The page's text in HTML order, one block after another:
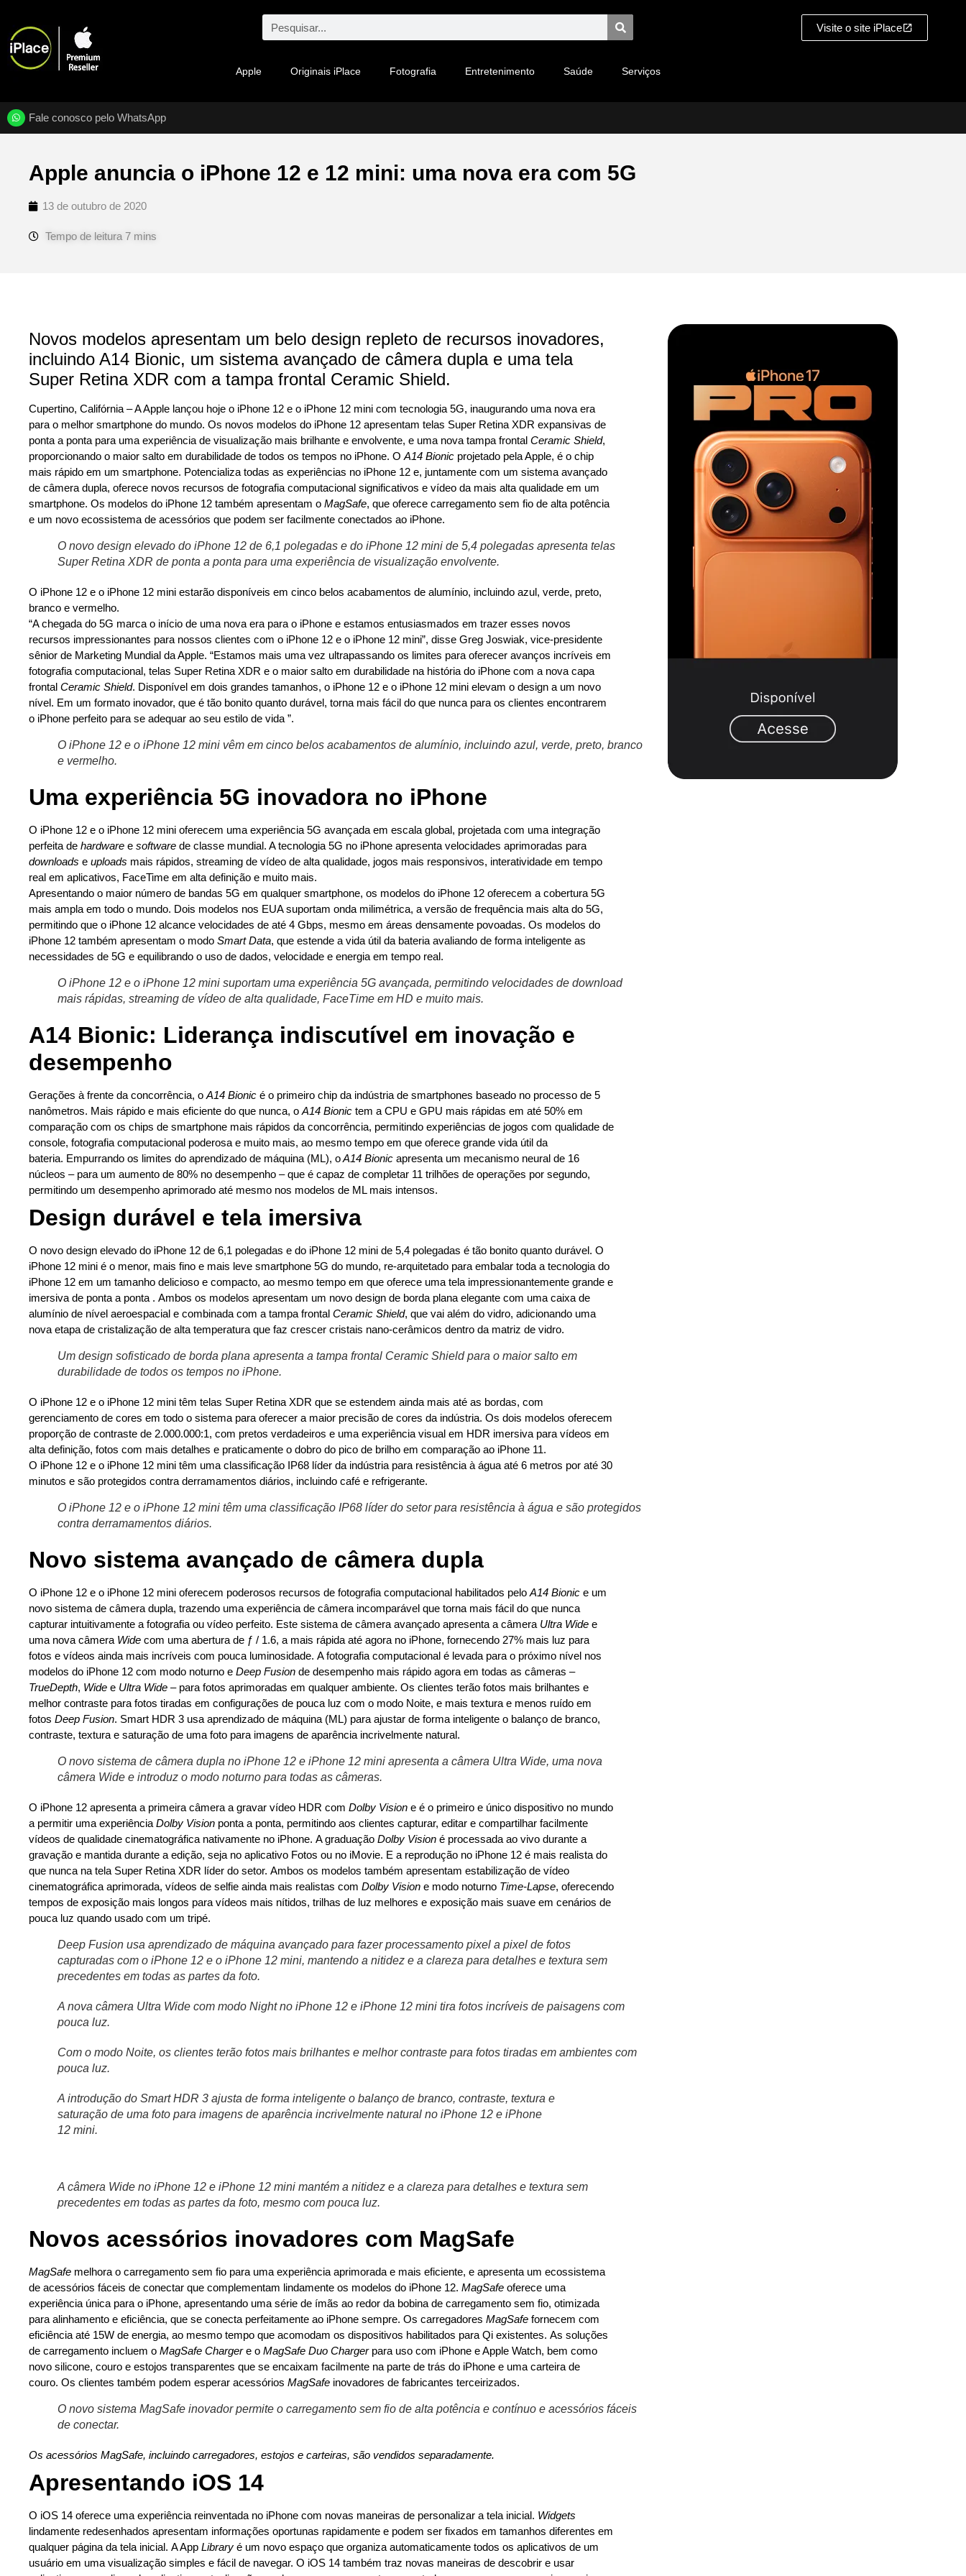
Apple Originais iPlace Fotografia Entretenimento Saúde Serviços
Visite o site iPlace
Fale conosco pelo WhatsApp
Apple anuncia o iPhone 12 e 12 mini: uma nova era com 5G
13 de outubro de 2020
Novos modelos apresentam um belo design repleto de recursos inovadores,
incluindo A14 Bionic, um sistema avançado de câmera dupla e uma tela
Super Retina XDR com a tampa frontal Ceramic Shield.
Cupertino, Califórnia – A Apple lançou hoje o iPhone 12 e o iPhone 12 mini com tecnologia 5G, inaugurando uma nova era
para o melhor smartphone do mundo. Os novos modelos do iPhone 12 apresentam telas Super Retina XDR expansivas de
ponta a ponta para uma experiência de visualização mais brilhante e envolvente, e uma nova tampa frontal Ceramic Shield,
proporcionando o maior salto em durabilidade de todos os tempos no iPhone. O A14 Bionic projetado pela Apple, é o chip
mais rápido em um smartphone. Potencializa todas as experiências no iPhone 12 e, juntamente com um sistema avançado
de câmera dupla, oferece novos recursos de fotografia computacional significativos e vídeo da mais alta qualidade em um
smartphone. Os modelos do iPhone 12 também apresentam o MagSafe, que oferece carregamento sem fio de alta potência
e um novo ecossistema de acessórios que podem ser facilmente conectados ao iPhone.
O novo design elevado do iPhone 12 de 6,1 polegadas e do iPhone 12 mini de 5,4 polegadas apresenta telas
Super Retina XDR de ponta a ponta para uma experiência de visualização envolvente.
O iPhone 12 e o iPhone 12 mini estarão disponíveis em cinco belos acabamentos de alumínio, incluindo azul, verde, preto,
branco e vermelho.
“A chegada do 5G marca o início de uma nova era para o iPhone e estamos entusiasmados em trazer esses novos
recursos impressionantes para nossos clientes com o iPhone 12 e o iPhone 12 mini”, disse Greg Joswiak, vice-presidente
sênior de Marketing Mundial da Apple. “Estamos mais uma vez ultrapassando os limites para oferecer avanços incríveis em
fotografia computacional, telas Super Retina XDR e o maior salto em durabilidade na história do iPhone com a nova capa
frontal Ceramic Shield. Disponível em dois grandes tamanhos, o iPhone 12 e o iPhone 12 mini elevam o design a um novo
nível. Em um formato inovador, que é tão bonito quanto durável, torna mais fácil do que nunca para os clientes encontrarem
o iPhone perfeito para se adequar ao seu estilo de vida ”.
O iPhone 12 e o iPhone 12 mini vêm em cinco belos acabamentos de alumínio, incluindo azul, verde, preto, branco
e vermelho.
Uma experiência 5G inovadora no iPhone
O iPhone 12 e o iPhone 12 mini oferecem uma experiência 5G avançada em escala global, projetada com uma integração
perfeita de hardware e software de classe mundial. A tecnologia 5G no iPhone apresenta velocidades aprimoradas para
downloads e uploads mais rápidos, streaming de vídeo de alta qualidade, jogos mais responsivos, interatividade em tempo
real em aplicativos, FaceTime em alta definição e muito mais.
Apresentando o maior número de bandas 5G em qualquer smartphone, os modelos do iPhone 12 oferecem a cobertura 5G
mais ampla em todo o mundo. Dois modelos nos EUA suportam onda milimétrica, a versão de frequência mais alta do 5G,
permitindo que o iPhone 12 alcance velocidades de até 4 Gbps, mesmo em áreas densamente povoadas. Os modelos do
iPhone 12 também apresentam o modo Smart Data, que estende a vida útil da bateria avaliando de forma inteligente as
necessidades de 5G e equilibrando o uso de dados, velocidade e energia em tempo real.
O iPhone 12 e o iPhone 12 mini suportam uma experiência 5G avançada, permitindo velocidades de download
mais rápidas, streaming de vídeo de alta qualidade, FaceTime em HD e muito mais.
A14 Bionic: Liderança indiscutível em inovação e
desempenho
Gerações à frente da concorrência, o A14 Bionic é o primeiro chip da indústria de smartphones baseado no processo de 5
nanômetros. Mais rápido e mais eficiente do que nunca, o A14 Bionic tem a CPU e GPU mais rápidas em até 50% em
comparação com os chips de smartphone mais rápidos da concorrência, permitindo experiências de jogos com qualidade de
console, fotografia computacional poderosa e muito mais, ao mesmo tempo em que oferece grande vida útil da
bateria. Empurrando os limites do aprendizado de máquina (ML), oA14 Bionic apresenta um mecanismo neural de 16
núcleos – para um aumento de 80% no desempenho – que é capaz de completar 11 trilhões de operações por segundo,
permitindo um desempenho aprimorado até mesmo nos modelos de ML mais intensos.
Design durável e tela imersiva
O novo design elevado do iPhone 12 de 6,1 polegadas e do iPhone 12 mini de 5,4 polegadas é tão bonito quanto durável. O
iPhone 12 mini é o menor, mais fino e mais leve smartphone 5G do mundo, re-arquitetado para embalar toda a tecnologia do
iPhone 12 em um tamanho delicioso e compacto, ao mesmo tempo em que oferece uma tela impressionantemente grande e
imersiva de ponta a ponta . Ambos os modelos apresentam um novo design de borda plana elegante com uma caixa de
alumínio de nível aeroespacial e combinada com a tampa frontal Ceramic Shield, que vai além do vidro, adicionando uma
nova etapa de cristalização de alta temperatura que faz crescer cristais nano-cerâmicos dentro da matriz de vidro.
Um design sofisticado de borda plana apresenta a tampa frontal Ceramic Shield para o maior salto em
durabilidade de todos os tempos no iPhone.
O iPhone 12 e o iPhone 12 mini têm telas Super Retina XDR que se estendem ainda mais até as bordas, com
gerenciamento de cores em todo o sistema para oferecer a maior precisão de cores da indústria. Os dois modelos oferecem
proporção de contraste de 2.000.000:1, com pretos verdadeiros e uma experiência visual em HDR imersiva para vídeos em
alta definição, fotos com mais detalhes e praticamente o dobro do pico de brilho em comparação ao iPhone 11.
O iPhone 12 e o iPhone 12 mini têm uma classificação IP68 líder da indústria para resistência à água até 6 metros por até 30
minutos e são protegidos contra derramamentos diários, incluindo café e refrigerante.
O iPhone 12 e o iPhone 12 mini têm uma classificação IP68 líder do setor para resistência à água e são protegidos
contra derramamentos diários.
Novo sistema avançado de câmera dupla
O iPhone 12 e o iPhone 12 mini oferecem poderosos recursos de fotografia computacional habilitados pelo A14 Bionic e um
novo sistema de câmera dupla, trazendo uma experiência de câmera incomparável que torna mais fácil do que nunca
capturar intuitivamente a fotografia ou vídeo perfeito. Este sistema de câmera avançado apresenta a câmera Ultra Wide e
uma nova câmera Wide com uma abertura de ƒ / 1.6, a mais rápida até agora no iPhone, fornecendo 27% mais luz para
fotos e vídeos ainda mais incríveis com pouca luminosidade. A fotografia computacional é levada para o próximo nível nos
modelos do iPhone 12 com modo noturno e Deep Fusion de desempenho mais rápido agora em todas as câmeras –
TrueDepth, Wide e Ultra Wide – para fotos aprimoradas em qualquer ambiente. Os clientes terão fotos mais brilhantes e
melhor contraste para fotos tiradas em configurações de pouca luz com o modo Noite, e mais textura e menos ruído em
fotos Deep Fusion. Smart HDR 3 usa aprendizado de máquina (ML) para ajustar de forma inteligente o balanço de branco,
contraste, textura e saturação de uma foto para imagens de aparência incrivelmente natural.
O novo sistema de câmera dupla no iPhone 12 e iPhone 12 mini apresenta a câmera Ultra Wide, uma nova
câmera Wide e introduz o modo noturno para todas as câmeras.
O iPhone 12 apresenta a primeira câmera a gravar vídeo HDR com Dolby Vision e é o primeiro e único dispositivo no mundo
a permitir uma experiência Dolby Vision ponta a ponta, permitindo aos clientes capturar, editar e compartilhar facilmente
vídeos de qualidade cinematográfica nativamente no iPhone. A graduação Dolby Vision é processada ao vivo durante a
gravação e mantida durante a edição, seja no aplicativo Fotos ou no iMovie. E a reprodução no iPhone 12 é mais realista do
que nunca na tela Super Retina XDR líder do setor. Ambos os modelos também apresentam estabilização de vídeo
cinematográfica aprimorada, vídeos de selfie ainda mais realistas com Dolby Vision e modo noturno Time-Lapse, oferecendo
tempos de exposição mais longos para vídeos mais nítidos, trilhas de luz melhores e exposição mais suave em cenários de
pouca luz quando usado com um tripé.
Deep Fusion usa aprendizado de máquina avançado para fazer processamento pixel a pixel de fotos
capturadas com o iPhone 12 e o iPhone 12 mini, mantendo a nitidez e a clareza para detalhes e textura sem
precedentes em todas as partes da foto.
A nova câmera Ultra Wide com modo Night no iPhone 12 e iPhone 12 mini tira fotos incríveis de paisagens com
pouca luz.
Com o modo Noite, os clientes terão fotos mais brilhantes e melhor contraste para fotos tiradas em ambientes com
pouca luz.
A introdução do Smart HDR 3 ajusta de forma inteligente o balanço de branco, contraste, textura e
saturação de uma foto para imagens de aparência incrivelmente natural no iPhone 12 e iPhone
12 mini.
A câmera Wide no iPhone 12 e iPhone 12 mini mantém a nitidez e a clareza para detalhes e textura sem
precedentes em todas as partes da foto, mesmo com pouca luz.
Novos acessórios inovadores com MagSafe
MagSafe melhora o carregamento sem fio para uma experiência aprimorada e mais eficiente, e apresenta um ecossistema
de acessórios fáceis de conectar que complementam lindamente os modelos do iPhone 12. MagSafe oferece uma
experiência única para o iPhone, apresentando uma série de ímãs ao redor da bobina de carregamento sem fio, otimizada
para alinhamento e eficiência, que se conecta perfeitamente ao iPhone sempre. Os carregadores MagSafe fornecem com
eficiência até 15W de energia, ao mesmo tempo que acomodam os dispositivos habilitados para Qi existentes. As soluções
de carregamento incluem o MagSafe Chargere o MagSafe Duo Chargerpara uso com iPhone e Apple Watch, bem como
novo silicone, couro e estojos transparentes que se encaixam facilmente na parte de trás do iPhone e uma carteira de
couro. Os clientes também podem esperar acessórios MagSafe inovadores de fabricantes terceirizados.
O novo sistema MagSafe inovador permite o carregamento sem fio de alta potência e contínuo e acessórios fáceis
de conectar.
Os acessórios MagSafe, incluindo carregadores, estojos e carteiras, são vendidos separadamente.
Apresentando iOS 14
O iOS 14 oferece uma experiência reinventada no iPhone com novas maneiras de personalizar a tela inicial. Widgets
lindamente redesenhados apresentam informações oportunas rapidamente e podem ser fixados em tamanhos diferentes em
qualquer página da tela inicial. A App Library é um novo espaço que organiza automaticamente todos os aplicativos de um
usuário em uma visualização simples e fácil de navegar. O iOS 14 também traz novas maneiras de descobrir e usar